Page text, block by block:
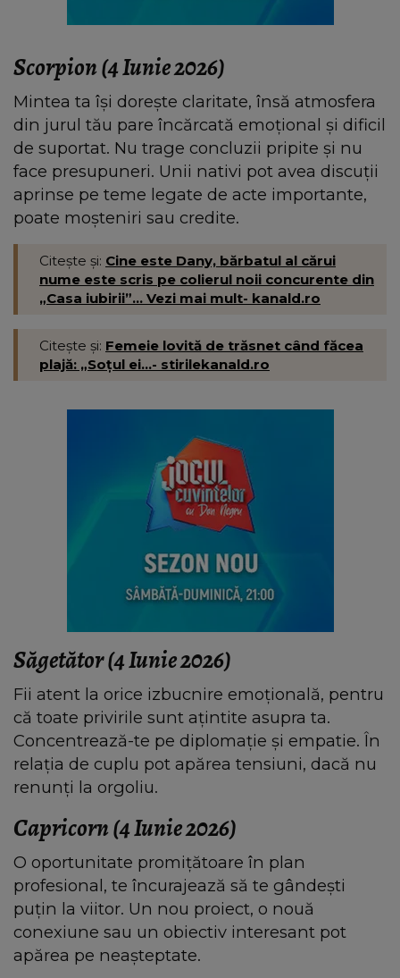
Scorpion (4 Iunie 2026)
Mintea ta își dorește claritate, însă atmosfera
din jurul tău pare încărcată emoțional și dificil
de suportat. Nu trage concluzii pripite și nu
face presupuneri. Unii nativi pot avea discuții
aprinse pe teme legate de acte importante,
poate moșteniri sau credite.
Citește și: Cine este Dany, bărbatul al cărui
nume este scris pe colierul noii concurente din
„Casa iubirii”... Vezi mai mult- kanald.ro
Citește și: Femeie lovită de trăsnet când făcea
plajă: „Soțul ei...- stirilekanald.ro
Săgetător (4 Iunie 2026)
Fii atent la orice izbucnire emoțională, pentru
că toate privirile sunt ațintite asupra ta.
Concentrează-te pe diplomație și empatie. În
relația de cuplu pot apărea tensiuni, dacă nu
renunți la orgoliu.
Capricorn (4 Iunie 2026)
O oportunitate promițătoare în plan
profesional, te încurajează să te gândești
puțin la viitor. Un nou proiect, o nouă
conexiune sau un obiectiv interesant pot
apărea pe neașteptate.